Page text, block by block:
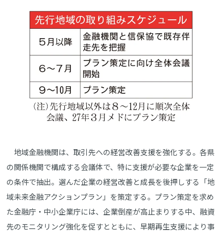
地域金融機関は、取引先への経営改善支援を強化する。各県
の関係機関で構成する会議体で、特に支援が必要な企業を一定
の条件で抽出。選んだ企業の経営改善と成長を後押しする「地
域未来金融アクションプラン」を策定する。プラン策定を求め
た金融庁・中小企業庁には、企業倒産が高止まりする中、融資
先のモニタリング強化を促すとともに、早期再生支援により事